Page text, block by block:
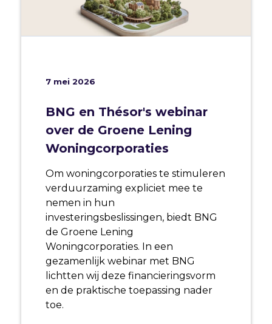
7 mei 2026
BNG en Thésor's webinar
over de Groene Lening
Woningcorporaties
Om woningcorporaties te stimuleren
verduurzaming expliciet mee te
nemen in hun
investeringsbeslissingen, biedt BNG
de Groene Lening
Woningcorporaties. In een
gezamenlijk webinar met BNG
lichtten wij deze financieringsvorm
en de praktische toepassing nader
toe.